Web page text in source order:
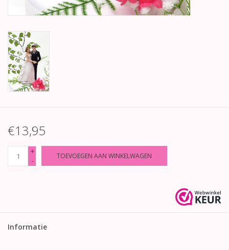
€13,95
+
-
TOEVOEGEN AAN WINKELWAGEN
Informatie